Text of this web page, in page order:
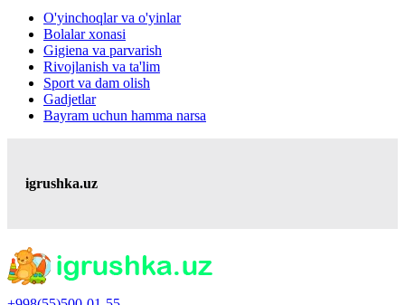
O'yinchoqlar va o'yinlar
Bolalar xonasi
Gigiena va parvarish
Rivojlanish va ta'lim
Sport va dam olish
Gadjetlar
Bayram uchun hamma narsa
igrushka.uz